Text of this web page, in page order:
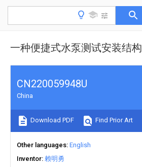
一种便捷式水泵测试安装结构
CN220059948U
China
Download PDF Find Prior Art
Other languages English
Inventor 赖明勇